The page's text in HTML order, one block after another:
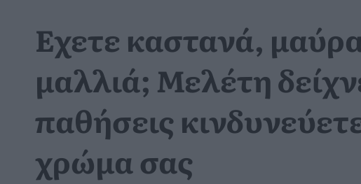
Εχετε καστανά,
μαλλιά; Μελέτη
παθήσεις
χρώμα σας